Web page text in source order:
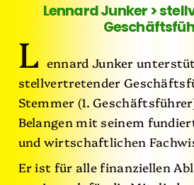
Lennard Junker >
L ennard Junker
stellvertretender
Stemmer (1.
Belangen mit seinem
und wirtschaftlichen
Er ist für alle finanziellen